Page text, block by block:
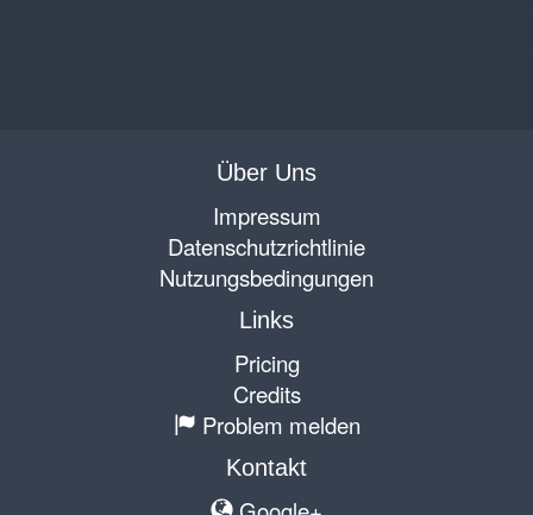
Über Uns
Impressum
Datenschutzrichtlinie
Nutzungsbedingungen
Links
Pricing
Credits
Problem melden
Kontakt